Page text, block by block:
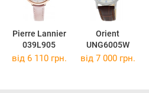
Pierre Lannier
039L905
Orient
UNG6005W
від 6 110 грн. від 7 000 грн.